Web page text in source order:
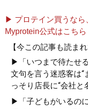
▶ プロテイン買うなら
Myprotein公式はこちら
【今この記事も読ま
▶「いつまで待たせ
文句を言う迷惑客は“
っそり店長に“会社と
▶「子どもがいるの